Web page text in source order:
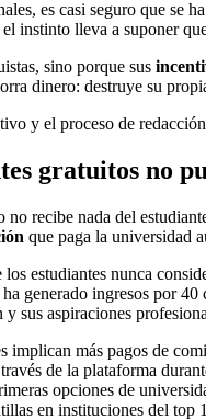
es casi seguro que
instinto lleva a suponer
sino porque sus
dinero: destruye su
y el proceso de
gratuitos no
recibe nada del
que paga la universidad
estudiantes nunca
generado ingresos por
aspiraciones
más pagos de
de la plataforma
opciones de
en instituciones del top